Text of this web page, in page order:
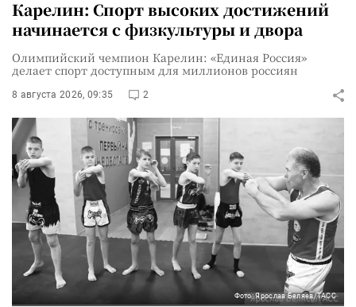
Карелин: Спорт высоких достижений
начинается с физкультуры и двора
Олимпийский чемпион Карелин: «Единая Россия»
делает спорт доступным для миллионов россиян
8 августа 2026, 09:35 2
Фото: Ярослав Беляев/ТАСС